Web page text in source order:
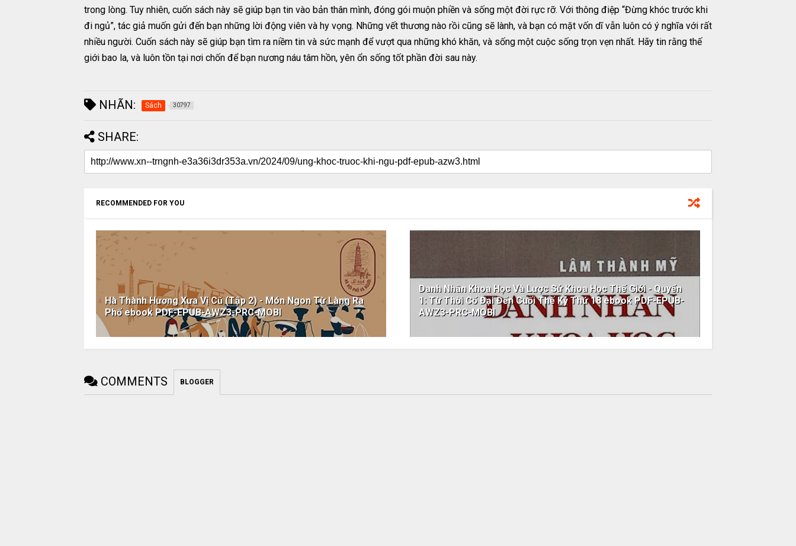
trong lòng. Tuy nhiên, cuốn sách này sẽ giúp bạn tin vào bản thân mình, đóng gói muộn phiền và sống một đời rực rỡ. Với thông điệp “Đừng khóc trước khi
đi ngủ”, tác giả muốn gửi đến bạn những lời động viên và hy vọng. Những vết thương nào rồi cũng sẽ lành, và bạn có mặt vốn dĩ vẫn luôn có ý nghĩa với rất
nhiều người. Cuốn sách này sẽ giúp bạn tìm ra niềm tin và sức mạnh để vượt qua những khó khăn, và sống một cuộc sống trọn vẹn nhất. Hãy tin rằng thế
giới bao la, và luôn tồn tại nơi chốn để bạn nương náu tâm hồn, yên ổn sống tốt phần đời sau này.
NHÃN: Sách 30797
SHARE:
RECOMMENDED FOR YOU
Hà Thành Hương Xưa Vị Cũ (Tập 2) - Món Ngon Từ Làng Ra
Phố ebook PDF-EPUB-AWZ3-PRC-MOBI
Danh Nhân Khoa Học Và Lược Sử Khoa Học Thế Giới - Quyển
1: Từ Thời Cổ Đại Đến Cuối Thế Kỷ Thứ 18 ebook PDF-EPUB-
AWZ3-PRC-MOBI
COMMENTS BLOGGER